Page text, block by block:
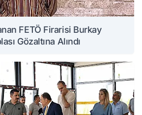
FETÖ Firarisi Burkay
Gözaltına Alındı